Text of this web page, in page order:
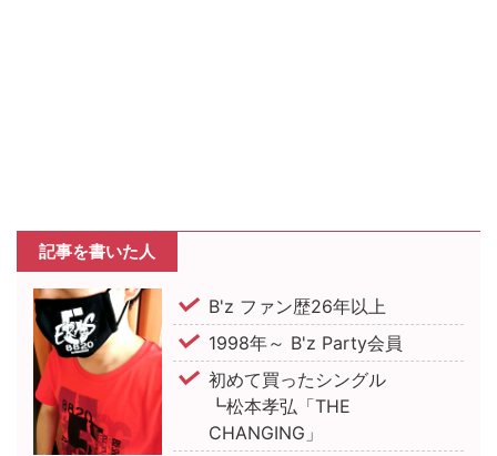
記事を書いた人
B'z ファン歴26年以上
1998年～ B'z Party会員
初めて買ったシングル
┗松本孝弘「THE
CHANGING」